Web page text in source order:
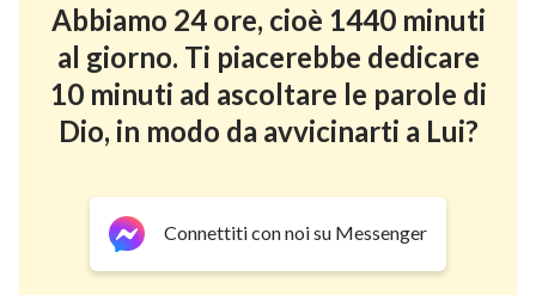
Riguardo alla pratica della preghiera
La forza della preghiera: è così
giungono le
Abbiamo 24 ore, cioè 1440 minuti
al giorno. Ti piacerebbe dedicare
10 minuti ad ascoltare le parole di
Dio, in modo da avvicinarti a Lui?
Connettiti con noi su Messenger